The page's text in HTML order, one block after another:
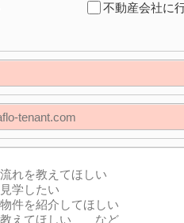
不動産会社に